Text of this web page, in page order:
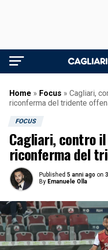
Home » Focus » Cagliari,
riconferma del tridente
FOCUS
Cagliari, contro
riconferma del
Published 5 anni ago on
By Emanuele Olla